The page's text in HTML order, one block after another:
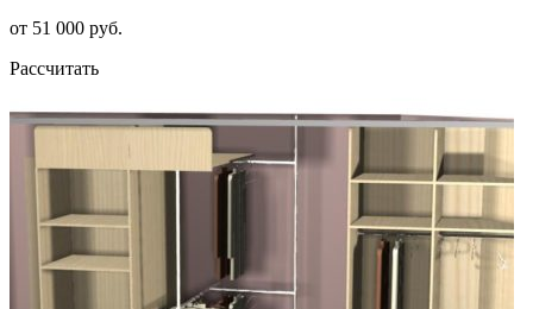
от 51 000 руб.
Рассчитать